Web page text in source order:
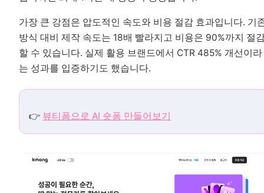
가장 큰 강점은 압도적인 속도와 비용 절감 효과입니다. 기
방식 대비 제작 속도는 18배 빨라지고 비용은 90%까지 절
할 수 있습니다. 실제 활용 브랜드에서 CTR 485% 개선이라
는 성과를 입증하기도 했습니다.
👉 뷰티폼으로 AI 숏폼 만들어보기